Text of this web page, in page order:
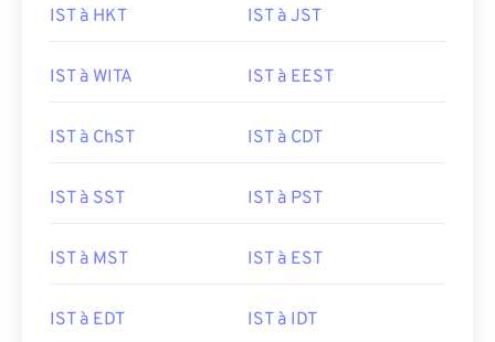
IST à HKT IST à JST
IST à WITA IST à EEST
IST à ChST IST à CDT
IST à SST IST à PST
IST à MST IST à EST
IST à EDT IST à IDT